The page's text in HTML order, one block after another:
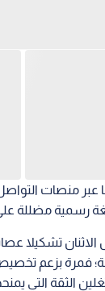
منصات
رسمية مضللة
تشكيلا
فمرة بزعم
الثقة التي